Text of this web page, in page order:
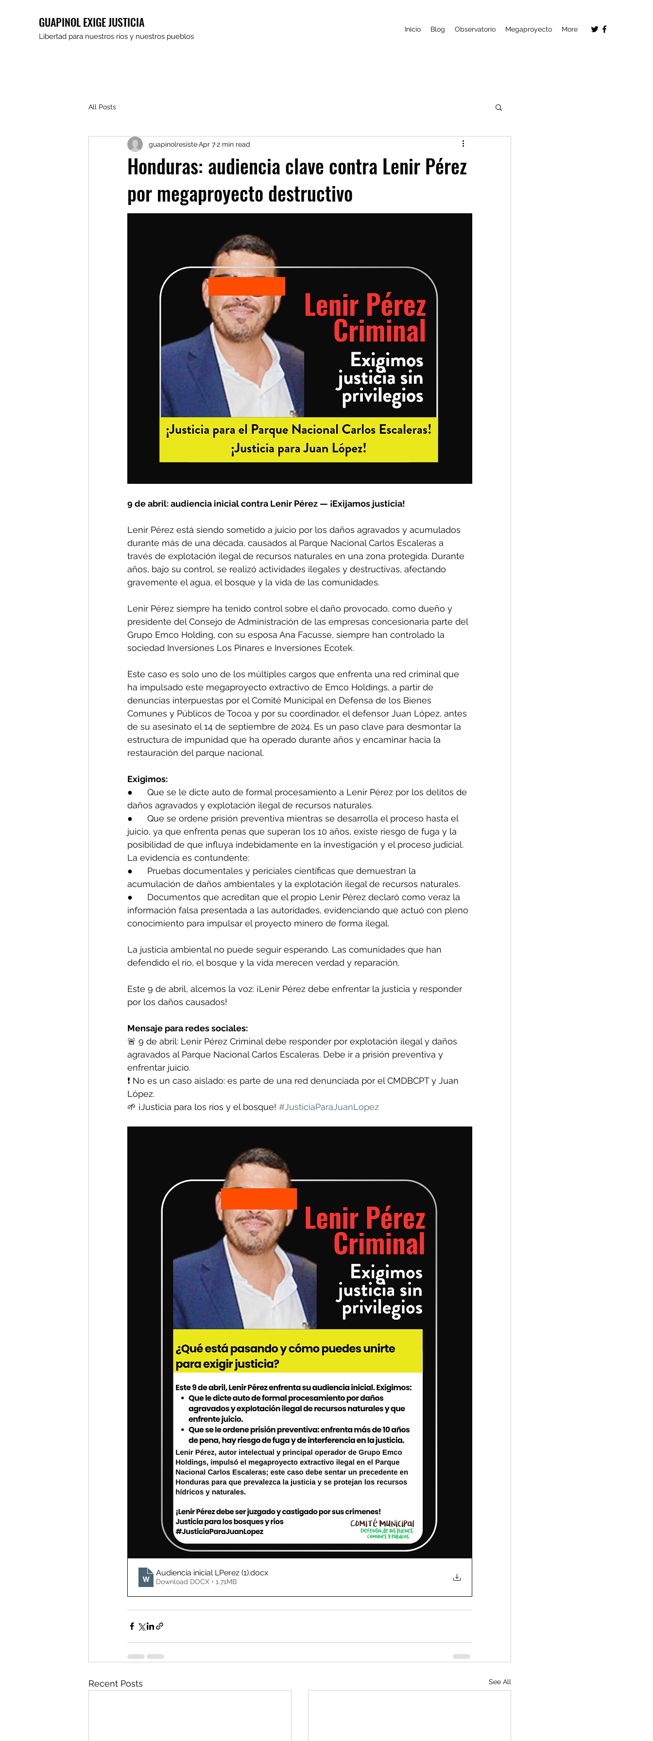
GUAPINOL EXIGE JUSTICIA
Libertad para nuestros ríos y nuestros pueblos
Inicio Blog Observatorio Megaproyecto More
All Posts
Honduras: audiencia clave contra Lenir Pérez
por megaproyecto destructivo
guapinolresisteApr 72 min read
9 de abril: audiencia inicial contra Lenir Pérez — ¡Exijamos justicia!
Lenir Pérez está siendo sometido a juicio por los daños agravados y acumulados
durante más de una década, causados al Parque Nacional Carlos Escaleras a
través de explotación ilegal de recursos naturales en una zona protegida. Durante
años, bajo su control, se realizó actividades ilegales y destructivas, afectando
gravemente el agua, el bosque y la vida de las comunidades.
Lenir Pérez siempre ha tenido control sobre el daño provocado, como dueño y
presidente del Consejo de Administración de las empresas concesionaria parte del
Grupo Emco Holding, con su esposa Ana Facusse, siempre han controlado la
sociedad Inversiones Los Pinares e Inversiones Ecotek.
Este caso es solo uno de los múltiples cargos que enfrenta una red criminal que
ha impulsado este megaproyecto extractivo de Emco Holdings, a partir de
denuncias interpuestas por el Comité Municipal en Defensa de los Bienes
Comunes y Públicos de Tocoa y por su coordinador, el defensor Juan López, antes
de su asesinato el 14 de septiembre de 2024. Es un paso clave para desmontar la
estructura de impunidad que ha operado durante años y encaminar hacia la
restauración del parque nacional.
Exigimos:
●      Que se le dicte auto de formal procesamiento a Lenir Pérez por los delitos de
daños agravados y explotación ilegal de recursos naturales.
●      Que se ordene prisión preventiva mientras se desarrolla el proceso hasta el
juicio, ya que enfrenta penas que superan los 10 años, existe riesgo de fuga y la
posibilidad de que influya indebidamente en la investigación y el proceso judicial.
La evidencia es contundente:
●      Pruebas documentales y periciales científicas que demuestran la
acumulación de daños ambientales y la explotación ilegal de recursos naturales.
●      Documentos que acreditan que el propio Lenir Pérez declaró como veraz la
información falsa presentada a las autoridades, evidenciando que actuó con pleno
conocimiento para impulsar el proyecto minero de forma ilegal.
La justicia ambiental no puede seguir esperando. Las comunidades que han
defendido el río, el bosque y la vida merecen verdad y reparación.
Este 9 de abril, alcemos la voz: ¡Lenir Pérez debe enfrentar la justicia y responder
por los daños causados!
Mensaje para redes sociales:
🚨 9 de abril: Lenir Pérez Criminal debe responder por explotación ilegal y daños
agravados al Parque Nacional Carlos Escaleras. Debe ir a prisión preventiva y
enfrentar juicio.
❗ No es un caso aislado: es parte de una red denunciada por el CMDBCPT y Juan
López.
🌱 ¡Justicia para los ríos y el bosque! #JusticiaParaJuanLopez
Audiencia inicial LPerez (1).docx
Download DOCX • 1.71MB
Recent Posts See All